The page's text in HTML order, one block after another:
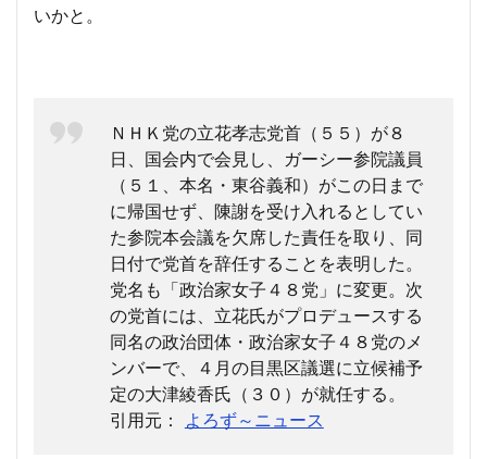
いかと。
ＮＨＫ党の立花孝志党首（５５）が８
日、国会内で会見し、ガーシー参院議員
（５１、本名・東谷義和）がこの日まで
に帰国せず、陳謝を受け入れるとしてい
た参院本会議を欠席した責任を取り、同
日付で党首を辞任することを表明した。
党名も「政治家女子４８党」に変更。次
の党首には、立花氏がプロデュースする
同名の政治団体・政治家女子４８党のメ
ンバーで、４月の目黒区議選に立候補予
定の大津綾香氏（３０）が就任する。
引用元：
よろず～ニュース